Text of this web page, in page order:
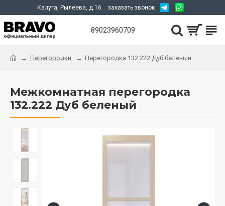
Калуга, Рылеева, д.16. заказать звонок
89023960709
Перегородки Перегородка 132.222 Дуб беленый
Межкомнатная перегородка
132.222 Дуб беленый